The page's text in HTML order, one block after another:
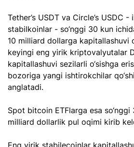
Tether’s USDT va Circle’s USDC
stabilkoinlar - so‘nggi 30 kun
10 milliard dollarga kapitallashuvi
keyingi eng yirik kriptovalyutalar
kapitallashuvi sezilarli o‘sishga
bozoriga yangi ishtirokchilar
anglatadi.
Spot bitcoin ETFlarga esa
milliard dollarlik pul oqimi kirib